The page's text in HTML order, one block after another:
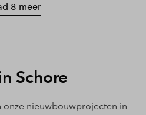
8 meer
Schore
nieuwbouwprojecten in